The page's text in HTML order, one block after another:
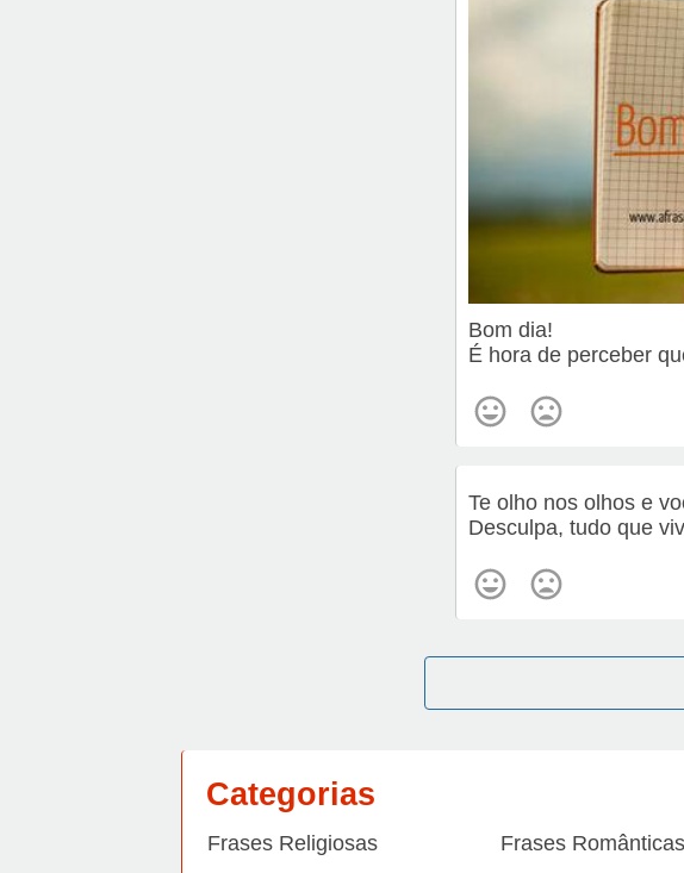
Bom dia!
É hora de perceber
Te olho nos olhos e
Desculpa, tudo que
Categorias
Frases Religiosas Frases Românticas